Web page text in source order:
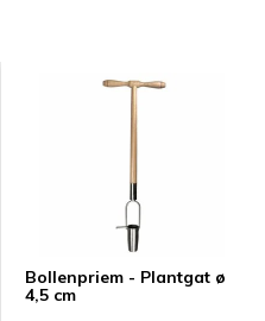
Bollenpriem - Plantgat ø
4,5 cm